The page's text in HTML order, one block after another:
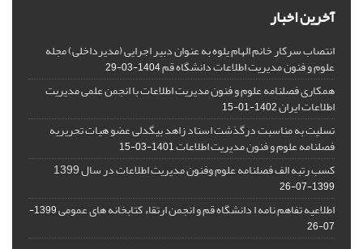
آخرین اخبار
انتصاب سرکار خانم الهام یلوه به عنوان دبیر اجرایی (مدیرداخلی) مجله
علوم و فنون مدیریت اطلاعات دانشگاه قم1404-03-29
همکاری فصلنامه علوم و فنون مدیریت اطلاعات با انجمن علمی مدیریت
اطلاعات ایران1402-01-15
تسلیت به مناسبت درگذشت استاد زاهد بیگدلی عضو هیات تحریریه
فصلنامه علوم و فنون مدیریت اطلاعات1401-03-15
کسب رتبه الف فصلنامه علوم وفنون مدیریت اطلاعات در سال 1399
1399-07-26
اطلاعیه تفاهم نامه ا دانشگاه قم و انجمن ارتقاء کتابخانه های عمومی
1399-
07-26